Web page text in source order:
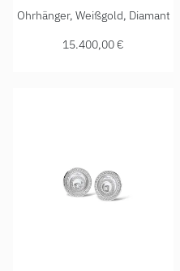
Chopard Happy Spirit
Ohrhänger, Weißgold, Diamant
15.400,00 €